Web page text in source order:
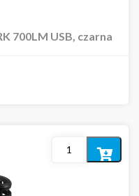
700LM USB, czarna
Dodaj